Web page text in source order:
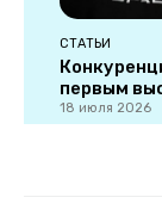
СТАТЬИ
первым
18 июля 2026